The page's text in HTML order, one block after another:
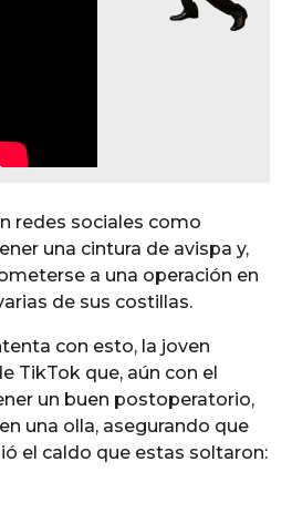
redes sociales como
una cintura de avispa y,
a una operación en
de sus costillas.
con esto, la joven
TikTok que, aún con el
un buen postoperatorio,
una olla, asegurando que
el caldo que estas soltaron: